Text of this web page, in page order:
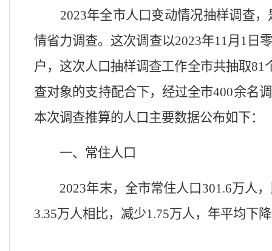
2023年全市人口变动情况抽样调查
情省力调查。这次调查以2023年11月 1 日
户， 这次人口抽样调查工作全市共抽取81
查对象的支持配合下，经过全市400余名
本次调查推算的人口主要数据公布如下：
一、常住人口
2023年末，全市常住人口 301.6万人
3.35万人相比，减少1.75万人，年平均下降